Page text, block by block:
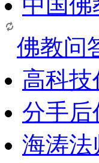
佛教问
高科
分手后
海涛法